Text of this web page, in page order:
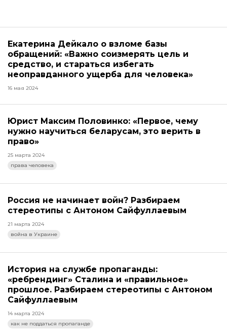
Екатерина Дейкало о взломе базы
обращений: «Важно соизмерять цель и
средство, и стараться избегать
неоправданного ущерба для человека»
16 мая 2024
Юрист Максим Половинко: «Первое, чему
нужно научиться беларусам, это верить в
право»
25 марта 2024
права человека
Россия не начинает войн? Разбираем
стереотипы с Антоном Сайфуллаевым
21 марта 2024
война в Украине
История на службе пропаганды:
«ребрендинг» Сталина и «правильное»
прошлое. Разбираем стереотипы с Антоном
Сайфуллаевым
14 марта 2024
как не поддаться пропаганде